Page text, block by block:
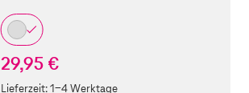
29,95 €
Lieferzeit:1-4 Werktage